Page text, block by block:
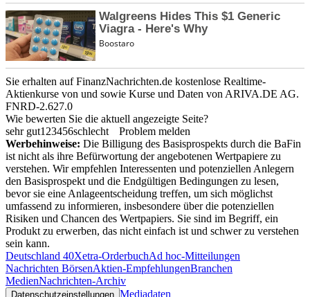
Sie erhalten auf FinanzNachrichten.de kostenlose Realtime-
Aktienkurse von und sowie Kurse und Daten von ARIVA.DE AG.
FNRD-2.627.0
Wie bewerten Sie die aktuell angezeigte Seite?
sehr gut1 23456schlecht
Problem melden
Werbehinweise: Die Billigung des Basisprospekts durch die BaFin
ist nicht als ihre Befürwortung der angebotenen Wertpapiere zu
verstehen. Wir empfehlen Interessenten und potenziellen Anlegern
den Basisprospekt und die Endgültigen Bedingungen zu lesen,
bevor sie eine Anlageentscheidung treffen, um sich möglichst
umfassend zu informieren, insbesondere über die potenziellen
Risiken und Chancen des Wertpapiers. Sie sind im Begriff, ein
Produkt zu erwerben, das nicht einfach ist und schwer zu verstehen
sein kann.
Deutschland 40Xetra-OrderbuchAd hoc-Mitteilungen
Nachrichten BörsenAktien-EmpfehlungenBranchen
MedienNachrichten-Archiv
Datenschutzeinstellungen Mediadaten